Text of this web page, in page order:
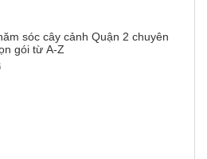
sóc cây cảnh Quận 2 chuyên
gói từ A-Z